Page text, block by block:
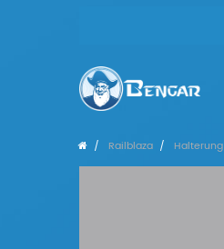
Railblaza Halterung